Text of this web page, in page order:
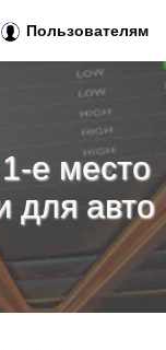
е место
для авто
Пользователям